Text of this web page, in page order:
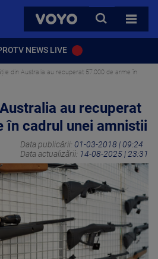
VOYO
CAUTA
TOATE
NEWS LIVE
din Australia au recuperat 57.000 de arme în
au recuperat
în cadrul unei amnistii
Data publicării: 01-03-2018 | 09:24
Data actualizării: 14-08-2025 | 23:31